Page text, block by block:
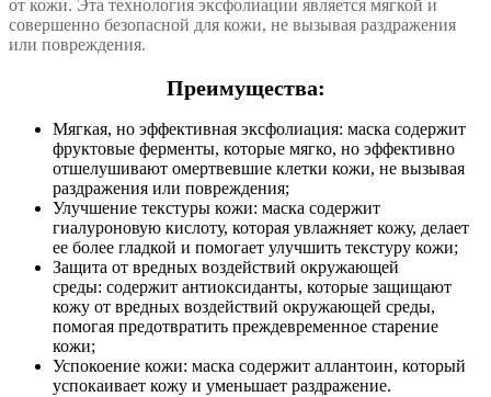
от кожи. Эта технология эксфолиации является мягкой и
совершенно безопасной для кожи, не вызывая раздражения
или повреждения.
Преимущества:
Мягкая, но эффективная эксфолиация: маска содержит
фруктовые ферменты, которые мягко, но эффективно
отшелушивают омертвевшие клетки кожи, не вызывая
раздражения или повреждения;
Улучшение текстуры кожи: маска содержит
гиалуроновую кислоту, которая увлажняет кожу, делает
ее более гладкой и помогает улучшить текстуру кожи;
Защита от вредных воздействий окружающей
среды: содержит антиоксиданты, которые защищают
кожу от вредных воздействий окружающей среды,
помогая предотвратить преждевременное старение
кожи;
Успокоение кожи: маска содержит аллантоин, который
успокаивает кожу и уменьшает раздражение.